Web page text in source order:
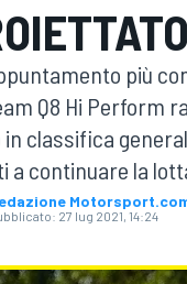
più
Q8 Hi Perform
classifica
a continuare la
27 lug 2021, 14:24